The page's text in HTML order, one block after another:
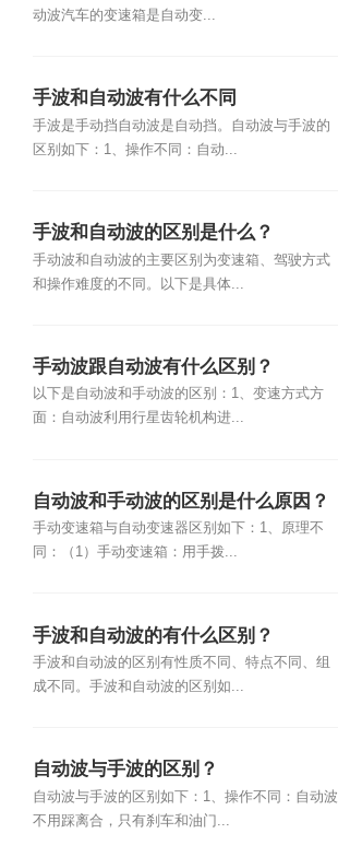
动波汽车的变速箱是自动变...
手波和自动波有什么不同
手波是手动挡自动波是自动挡。自动波与手波的
区别如下：1、操作不同：自动...
手波和自动波的区别是什么？
手动波和自动波的主要区别为变速箱、驾驶方式
和操作难度的不同。以下是具体...
手动波跟自动波有什么区别？
以下是自动波和手动波的区别：1、变速方式方
面：自动波利用行星齿轮机构进...
自动波和手动波的区别是什么原因？
手动变速箱与自动变速器区别如下：1、原理不
同：（1）手动变速箱：用手拨...
手波和自动波的有什么区别？
手波和自动波的区别有性质不同、特点不同、组
成不同。手波和自动波的区别如...
自动波与手波的区别？
自动波与手波的区别如下：1、操作不同：自动波
不用踩离合，只有刹车和油门...